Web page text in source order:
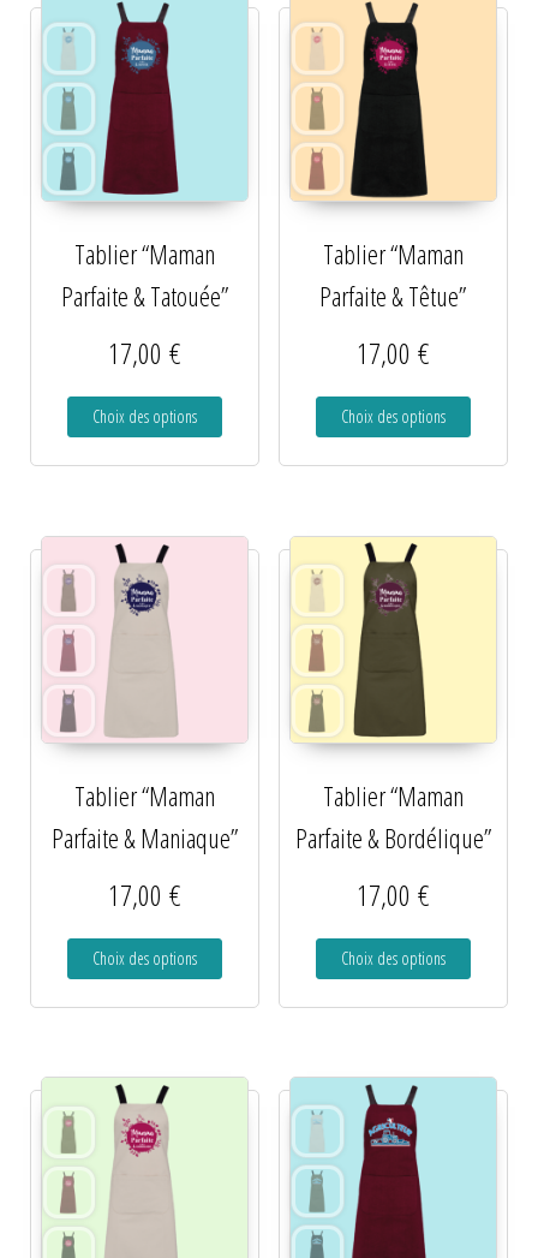
Tablier “Maman
Parfaite & Tatouée”
17,00€
Choix des options
Tablier “Maman
Parfaite & Têtue”
17,00 €
Choix des options
Tablier “Maman
Parfaite & Maniaque”
17,00€
Choix des options
Tablier “Maman
Parfaite & Bordélique”
17,00 €
Choix des options